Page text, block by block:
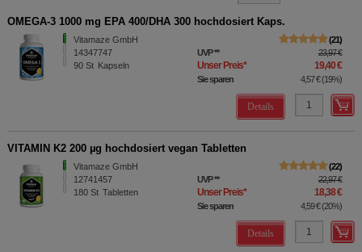
OMEGA-3 1000 mg EPA 400/DHA 300 hochdosiert Kaps.
Vitamaze GmbH
14347747
90 St Kapseln
21
UVP** 23,97 €
Unser Preis* 19,40 €
Sie sparen 4,57 €(19%)
Details
VITAMIN K2 200 µg hochdosiert vegan Tabletten
Vitamaze GmbH
12741457
180 St Tabletten
22
UVP** 22,97 €
Unser Preis* 18,38 €
Sie sparen 4,59 €(20%)
Details